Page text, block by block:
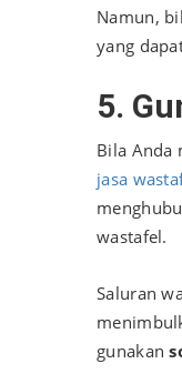
Namun,
yang
5.
Bila Anda
jasa
wastafel.
Saluran
gunakan